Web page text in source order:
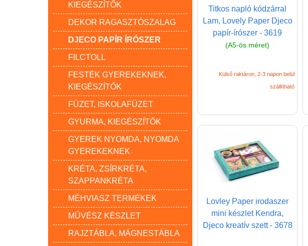
KIEGÉSZÍTŐK
DEKOR RAGASZTÓSZALAG
DJECO PAPÍR ÍRÓSZER
FILCTOLL
FESTÉK GYEREKEKNEK,
KIEGÉSZÍTŐK
FÜZET, ISKOLAFÜZET
GYURMA, KIEGÉSZÍTŐK
GYEREK NYOMDA, NYOMDA
GYEREKEKNEK
KRÉTA, ZSÍRKRÉTA,
SZAPPANKRÉTA
MÉHVIASZ TERMÉKEK
MŰVÉSZ KÉSZLET
RAJZTÁBLA, MÁGNESTÁBLA
Titkos napló kódzárral
Lam, Lovely Paper Djeco
papír-írószer - 3619
(A5-ös méret)
Külső raktáron, 2-3 napon belül
szállítható
Lovley Paper irodaszer
mini készlet Kendra,
Djeco kreatív szett - 3678